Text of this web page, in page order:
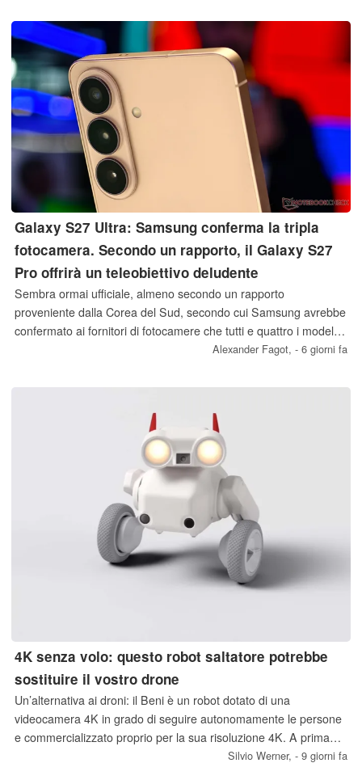
Galaxy S27 Ultra: Samsung conferma la tripla
fotocamera. Secondo un rapporto, il Galaxy S27
Pro offrirà un teleobiettivo deludente
Sembra ormai ufficiale, almeno secondo un rapporto
proveniente dalla Corea del Sud, secondo cui Samsung avrebbe
confermato ai fornitori di fotocamere che tutti e quattro i modelli
Galaxy S27 saranno dotati di una configurazione a tripla
inoltre dettagli specifici su tutte le fotocamere del Galaxy S27
alla base di queste decisioni non sorprenderanno nessuno degli
addetti ai lavori di Samsung.
Alexander Fagot, - 6 giorni fa
4K senza volo: questo robot saltatore potrebbe
sostituire il vostro drone
Un’alternativa ai droni: il Beni è un robot dotato di una
videocamera 4K in grado di seguire autonomamente le persone
e commercializzato proprio per la sua risoluzione 4K. A prima
vista, il concetto sembra molto insolito, ma potrebbe offrire
Silvio Werner, - 9 giorni fa